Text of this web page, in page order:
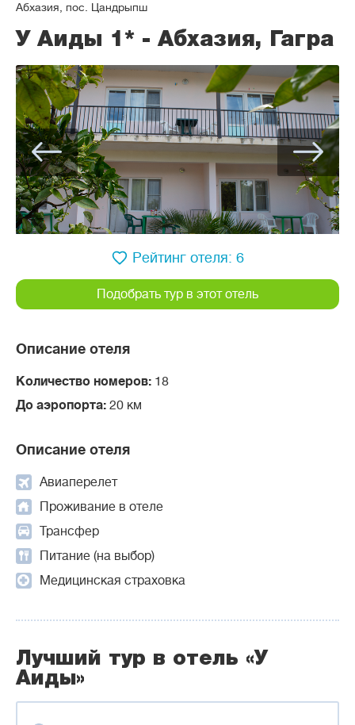
Абхазия, пос. Цандрыпш
У Аиды 1* - Абхазия, Гагра
Описание отеля
Количество номеров: 18
До аэропорта: 20 км
Описание отеля
Авиаперелет
Проживание в отеле
Трансфер
Питание (на выбор)
Медицинская страховка
Рейтинг отеля: 6
Подобрать тур в этот отель
Лучший тур в отель «У
Аиды»